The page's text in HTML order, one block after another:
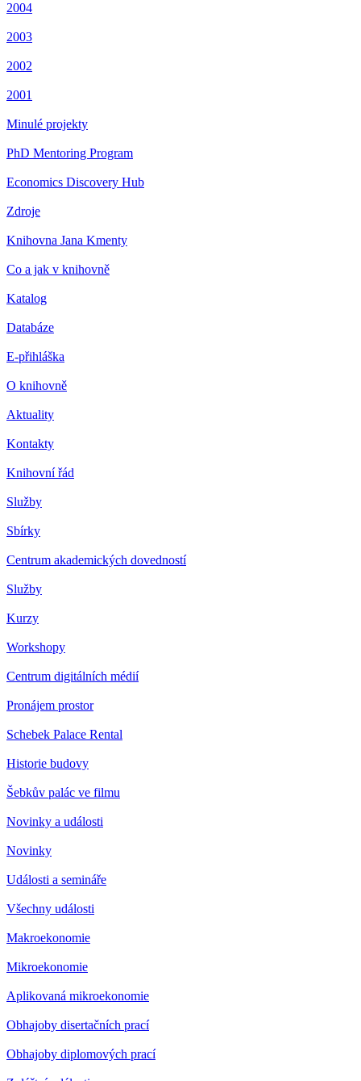
2004
2003
2002
2001
Minulé projekty
PhD Mentoring Program
Economics Discovery Hub
Zdroje
Knihovna Jana Kmenty
Co a jak v knihovně
Katalog
Databáze
E-přihláška
O knihovně
Aktuality
Kontakty
Knihovní řád
Služby
Sbírky
Centrum akademických dovedností
Služby
Kurzy
Workshopy
Centrum digitálních médií
Pronájem prostor
Schebek Palace Rental
Historie budovy
Šebkův palác ve filmu
Novinky a události
Novinky
Události a semináře
Všechny události
Makroekonomie
Mikroekonomie
Aplikovaná mikroekonomie
Obhajoby disertačních prací
Obhajoby diplomových prací